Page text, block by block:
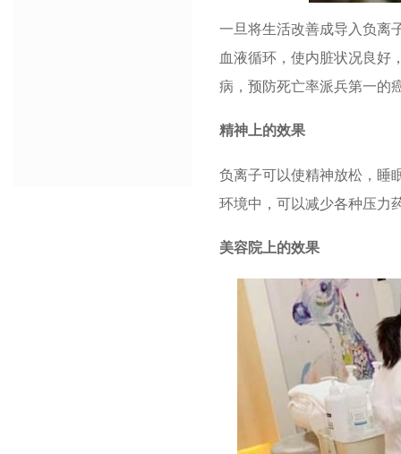
一旦将生活改善成导入负离
血液循环，使内脏状况良好
病，预防死亡率派兵第一的
精神上的效果
负离子可以使精神放松，睡
环境中，可以减少各种压力
美容院上的效果